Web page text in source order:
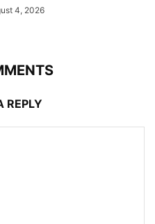
4, 2026
REPLY